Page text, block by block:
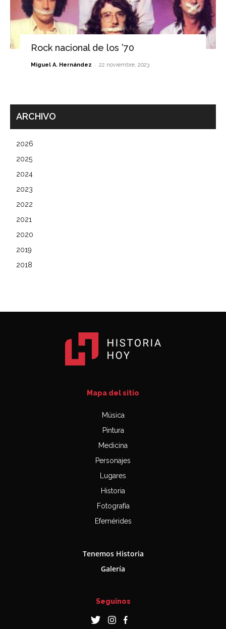
Rock nacional de los ’70
Miguel A. Hernández - 22 noviembre, 2023
ARCHIVO
2026
2025
2024
2023
2022
2021
2020
2019
2018
Mapa del sitio
Música
Pintura
Medicina
Personajes
Lugares
Historia
Fotografía
Efemérides
Tenemos Historia
Galería
Seguinos